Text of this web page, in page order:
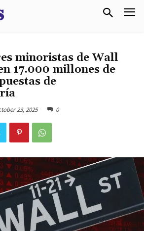
minoristas de Wall
17.000 millones de
de
23, 2025 0